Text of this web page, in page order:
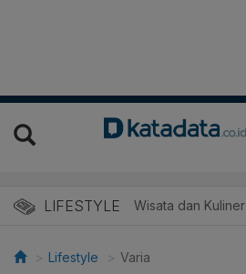
LIFESTYLE Wisata dan Kuliner
Lifestyle Varia